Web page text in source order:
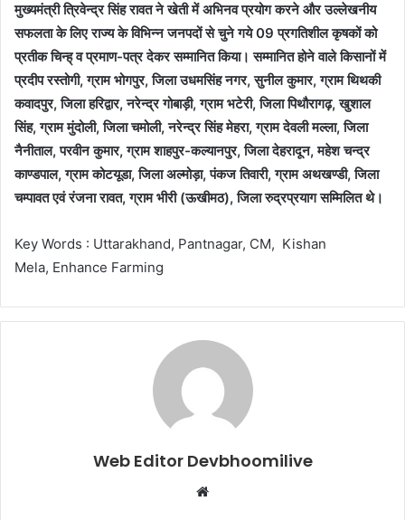
मुख्यमंत्री त्रिवेन्द्र सिंह रावत ने खेती में अभिनव प्रयोग करने और उल्लेखनीय
सफलता के लिए राज्य के विभिन्न जनपदों से चुने गये 09 प्रगतिशील कृषकों को
प्रतीक चिन्ह् व प्रमाण-पत्र देकर सम्मानित किया। सम्मानित होने वाले किसानों में
प्रदीप रस्तोगी, ग्राम भोगपुर, जिला उधमसिंह नगर, सुनील कुमार, ग्राम थिथकी
कवादपुर, जिला हरिद्वार, नरेन्द्र गोबाड़ी, ग्राम भटेरी, जिला पिथौरागढ़, खुशाल
सिंह, ग्राम मुंदोली, जिला चमोली, नरेन्द्र सिंह मेहरा, ग्राम देवली मल्ला, जिला
नैनीताल, परवीन कुमार, ग्राम शाहपुर-कल्यानपुर, जिला देहरादून, महेश चन्द्र
काण्डपाल, ग्राम कोटयूडा, जिला अल्मोड़ा, पंकज तिवारी, ग्राम अथखण्डी, जिला
चम्पावत एवं रंजना रावत, ग्राम भीरी (ऊखीमठ), जिला रुद्रप्रयाग सम्मिलित थे।
Key Words : Uttarakhand, Pantnagar, CM, Kishan
Mela, Enhance Farming
Web Editor Devbhoomilive
Website